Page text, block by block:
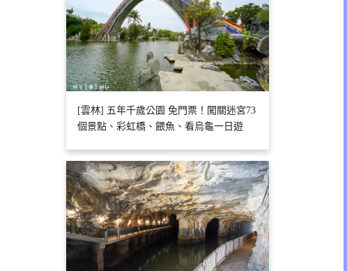
[雲林] 五年千歲公園 免門票！闖關迷宮73
個景點、彩虹橋、餵魚、看烏龜一日遊